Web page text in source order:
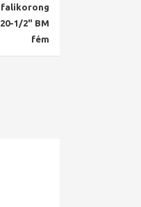
falikorong
20-1/2" BM
fém